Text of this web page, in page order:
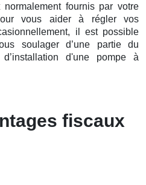
fournis par votre
vous aider à régler vos
il est possible
soulager d’une partie du
d'une pompe à
fiscaux